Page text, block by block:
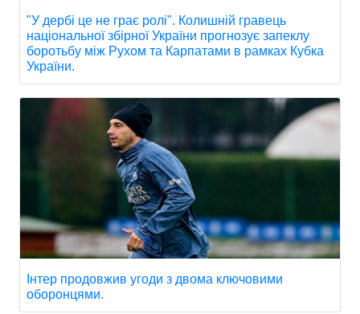
"У дербі це не грає ролі". Колишній гравець
національної збірної України прогнозує запеклу
боротьбу між Рухом та Карпатами в рамках Кубка
України.
Інтер продовжив угоди з двома ключовими
оборонцями.